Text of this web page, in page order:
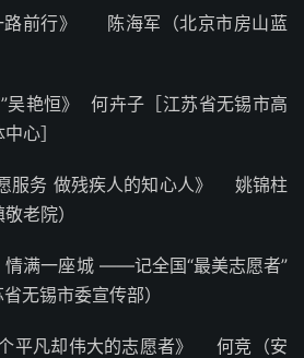
路前行》 陈海军（北京市房山蓝
”吴艳恒》 何卉子［江苏省无锡市高
心］
服务 做残疾人的知心人》 姚锦柱
老院）
情满一座城 ——记全国“最美志愿者”
无锡市委宣传部）
个平凡却伟大的志愿者》 何竞（安